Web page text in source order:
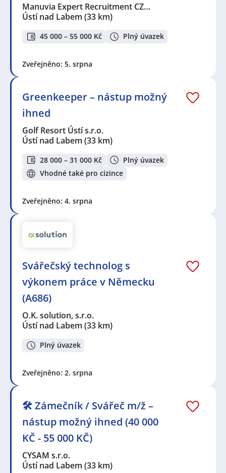
Manuvia Expert Recruitment CZ…
Ústí nad Labem (33 km)
45 000 – 55 000 Kč Plný úvazek
Zveřejněno: 5. srpna
Greenkeeper – nástup možný
ihned
Golf Resort Ústí s.r.o.
Ústí nad Labem (33 km)
28 000 – 31 000 Kč
Plný úvazek
Vhodné také pro cizince
Zveřejněno: 4. srpna
Svářečský technolog s
výkonem práce v Německu
(A686)
O.K. solution, s.r.o.
Ústí nad Labem (33 km)
Plný úvazek
Zveřejněno: 2. srpna
🛠️ Zámečník / Svářeč m/ž –
nástup možný ihned (40 000
KČ - 55 000 KČ)
CYSAM s.r.o.
Ústí nad Labem (33 km)